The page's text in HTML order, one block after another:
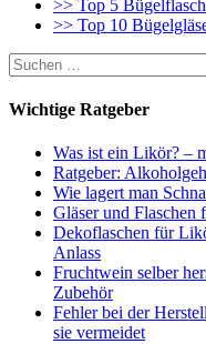
>> Top 5
>> Top 10
Suchen
nach:
Wichtige Ratgeber
Was ist ein Likör? –
Ratgeber:
Wie lagert man
Gläser und Flaschen
Dekoflaschen für
Anlass
Fruchtwein selber
Zubehör
Fehler bei der
sie vermeidet